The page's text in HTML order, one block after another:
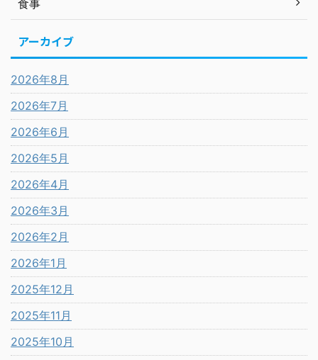
食事
アーカイブ
2026年8月
2026年7月
2026年6月
2026年5月
2026年4月
2026年3月
2026年2月
2026年1月
2025年12月
2025年11月
2025年10月